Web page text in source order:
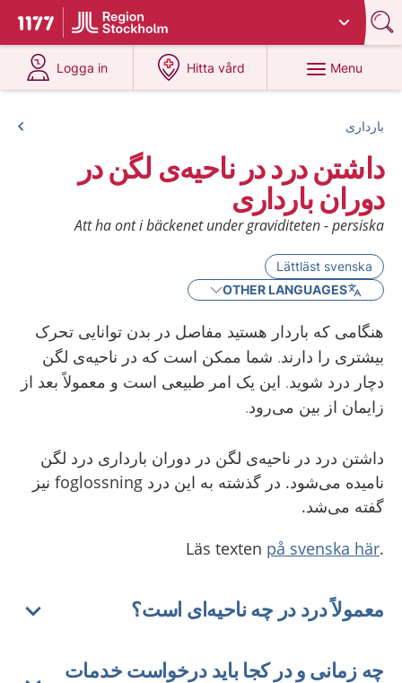
To start page for 1177
Du har valt region
Logga in
at 1177.se
Hitta vård
at 1177.se
Menu
بارداری
داشتن درد در ناحیه‌ی لگن در
دوران بارداری
Att ha ont i bäckenet under graviditeten - persiska
Lättläst svenska
OTHER LANGUAGES
هنگامی که باردار هستید مفاصل در بدن توانایی تحرک
بیشتری را دارند. شما ممکن است که در ناحیه‌ی لگن
دچار درد شوید. این یک امر طبیعی است و معمولاً بعد از
زایمان از بین می‌رود.
داشتن درد در ناحیه‌ی لگن در دوران بارداری درد لگن
نامیده می‌شود. در گذشته به این درد foglossning نیز
گفته می‌شد.
.Läs texten
på svenska här
معمولاً درد در چه ناحیه‌ای است؟
چه زمانی و در کجا باید درخواست خدمات